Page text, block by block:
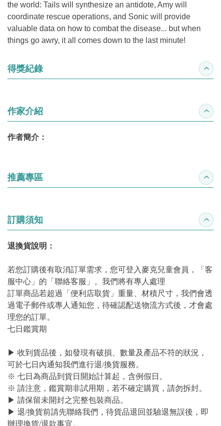
the world: Tails will synthesize an antidote, Amy will
coordinate rescue operations, and Sonic will provide
valuable data on how to combat the disease... but when
things go awry, it all comes down to the last minute!
得獎紀錄 收合
作家介紹 收合
作者簡介：
推薦專區 收合
訂購須知 收合
退換貨說明：
若您訂購後有取消訂單需求，您可登入麥克兒童會員，「客
服中心」的「聯絡客服」。我們將有專人處理
訂單商品若超過「便利店取貨」重量、材積尺寸，我們會透
過電子郵件或專人通知您，待確認配送物流方式後，才會處
理您的訂單。
七日鑑賞期
▶ 收到貨品後，如發現有破損、數量及產品不符的狀況，
可於七日內通知我們進行退/換貨服務。
※ 七日為商品到貨日開始計算起，含例假日。
※ 請注意，鑑賞期非試用期，若不確定購買，請勿拆封。
▶ 請保留未開封之完整包裝商品。
▶ 退/換貨前請先聯絡我們，待貨品退回並驗退無誤後，即
辦理換貨/退款事宜。